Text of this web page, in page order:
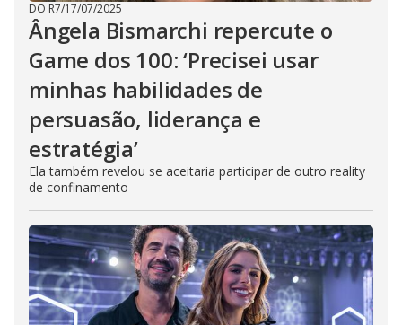
DO R7/17/07/2025
Ângela Bismarchi repercute o
Game dos 100: ‘Precisei usar
minhas habilidades de
persuasão, liderança e
estratégia’
Ela também revelou se aceitaria participar de outro reality
de confinamento